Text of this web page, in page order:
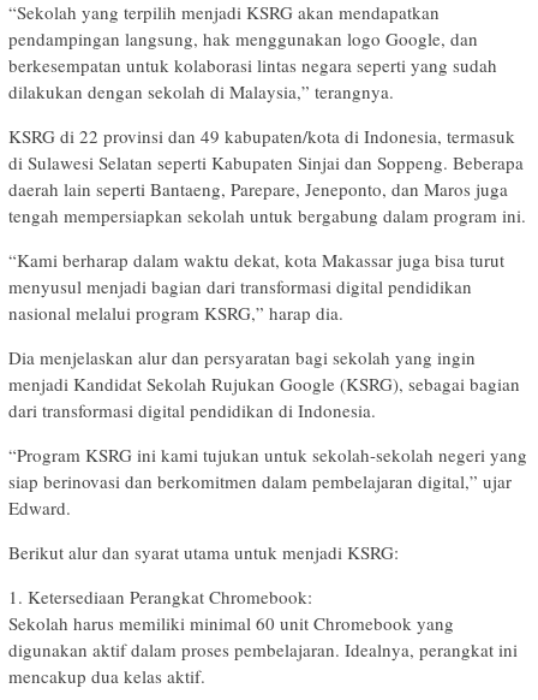
“Sekolah yang terpilih menjadi KSRG akan mendapatkan
pendampingan langsung, hak menggunakan logo Google, dan
berkesempatan untuk kolaborasi lintas negara seperti yang sudah
dilakukan dengan sekolah di Malaysia,” terangnya.
KSRG di 22 provinsi dan 49 kabupaten/kota di Indonesia, termasuk
di Sulawesi Selatan seperti Kabupaten Sinjai dan Soppeng. Beberapa
daerah lain seperti Bantaeng, Parepare, Jeneponto, dan Maros juga
tengah mempersiapkan sekolah untuk bergabung dalam program ini.
“Kami berharap dalam waktu dekat, kota Makassar juga bisa turut
menyusul menjadi bagian dari transformasi digital pendidikan
nasional melalui program KSRG,” harap dia.
Dia menjelaskan alur dan persyaratan bagi sekolah yang ingin
menjadi Kandidat Sekolah Rujukan Google (KSRG), sebagai bagian
dari transformasi digital pendidikan di Indonesia.
“Program KSRG ini kami tujukan untuk sekolah-sekolah negeri yang
siap berinovasi dan berkomitmen dalam pembelajaran digital,” ujar
Edward.
Berikut alur dan syarat utama untuk menjadi KSRG:
1. Ketersediaan Perangkat Chromebook:
Sekolah harus memiliki minimal 60 unit Chromebook yang
digunakan aktif dalam proses pembelajaran. Idealnya, perangkat ini
mencakup dua kelas aktif.